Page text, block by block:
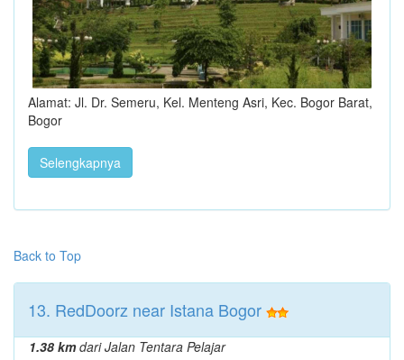
Alamat: Jl. Dr. Semeru, Kel. Menteng Asri, Kec. Bogor Barat,
Bogor
Selengkapnya
Back to Top
13. RedDoorz near Istana Bogor
1.38 kmdari Jalan Tentara Pelajar